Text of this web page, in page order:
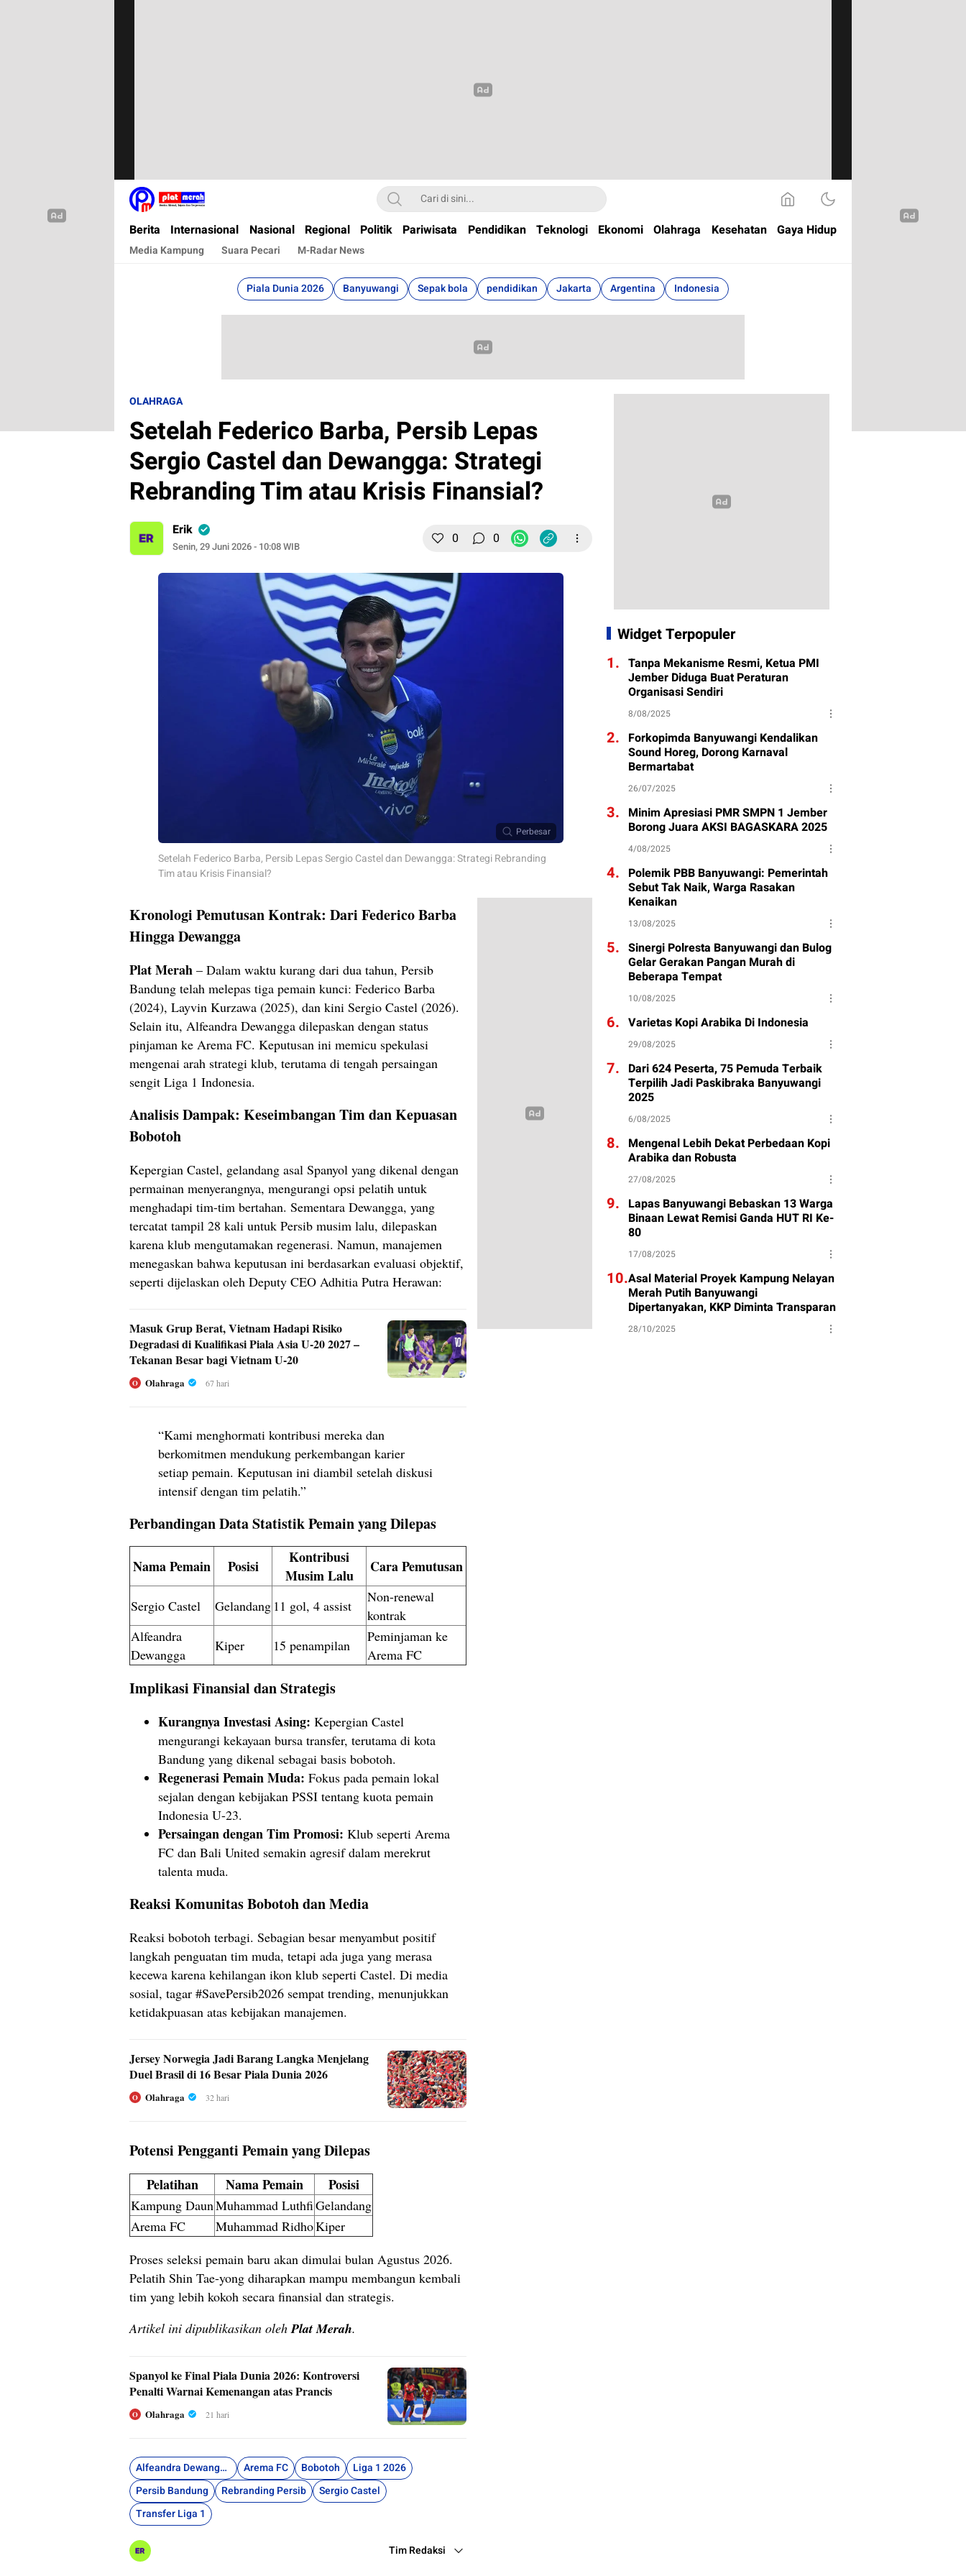
Plat Merah
Berita Terkini, Akurat, Terpercaya Dan Cepat
Berita Internasional Nasional Regional Politik Pariwisata Pendidikan Teknologi Ekonomi Olahraga Kesehatan Gaya Hidup
Media Kampung Suara Pecari M-Radar News
Piala Dunia 2026 Banyuwangi Sepak bola pendidikan Jakarta Argentina Indonesia
OLAHRAGA
Setelah Federico Barba, Persib Lepas
Sergio Castel dan Dewangga: Strategi
Rebranding Tim atau Krisis Finansial?
Erik
Senin, 29 Juni 2026 - 10:08 WIB 0 0
Perbesar
Setelah Federico Barba, Persib Lepas Sergio Castel dan Dewangga: Strategi Rebranding
Tim atau Krisis Finansial?
Kronologi Pemutusan Kontrak: Dari Federico Barba
Hingga Dewangga
Plat Merah – Dalam waktu kurang dari dua tahun, Persib
Bandung telah melepas tiga pemain kunci: Federico Barba
(2024), Layvin Kurzawa (2025), dan kini Sergio Castel (2026).
Selain itu, Alfeandra Dewangga dilepaskan dengan status
pinjaman ke Arema FC. Keputusan ini memicu spekulasi
mengenai arah strategi klub, terutama di tengah persaingan
sengit Liga 1 Indonesia.
Analisis Dampak: Keseimbangan Tim dan Kepuasan
Bobotoh
Kepergian Castel, gelandang asal Spanyol yang dikenal dengan
permainan menyerangnya, mengurangi opsi pelatih untuk
menghadapi tim-tim bertahan. Sementara Dewangga, yang
tercatat tampil 28 kali untuk Persib musim lalu, dilepaskan
karena klub mengutamakan regenerasi. Namun, manajemen
menegaskan bahwa keputusan ini berdasarkan evaluasi objektif,
seperti dijelaskan oleh Deputy CEO Adhitia Putra Herawan:
Masuk Grup Berat, Vietnam Hadapi Risiko
Degradasi di Kualifikasi Piala Asia U-20 2027 –
Tekanan Besar bagi Vietnam U-20
O Olahraga 67 hari
“Kami menghormati kontribusi mereka dan
berkomitmen mendukung perkembangan karier
setiap pemain. Keputusan ini diambil setelah diskusi
intensif dengan tim pelatih.”
Perbandingan Data Statistik Pemain yang Dilepas
Nama Pemain Posisi
Kontribusi
Musim Lalu
Cara Pemutusan
Sergio Castel Gelandang 11 gol, 4 assist
Non-renewal
kontrak
Alfeandra
Dewangga
Kiper 15 penampilan
Peminjaman ke
Arema FC
Implikasi Finansial dan Strategis
Kurangnya Investasi Asing: Kepergian Castel
mengurangi kekayaan bursa transfer, terutama di kota
Bandung yang dikenal sebagai basis bobotoh.
Regenerasi Pemain Muda: Fokus pada pemain lokal
sejalan dengan kebijakan PSSI tentang kuota pemain
Indonesia U-23.
Persaingan dengan Tim Promosi: Klub seperti Arema
FC dan Bali United semakin agresif dalam merekrut
talenta muda.
Reaksi Komunitas Bobotoh dan Media
Reaksi bobotoh terbagi. Sebagian besar menyambut positif
langkah penguatan tim muda, tetapi ada juga yang merasa
kecewa karena kehilangan ikon klub seperti Castel. Di media
sosial, tagar #SavePersib2026 sempat trending, menunjukkan
ketidakpuasan atas kebijakan manajemen.
Jersey Norwegia Jadi Barang Langka Menjelang
Duel Brasil di 16 Besar Piala Dunia 2026
O Olahraga 32 hari
Potensi Pengganti Pemain yang Dilepas
Pelatihan Nama Pemain Posisi
Kampung DaunMuhammad LuthfiGelandang
Arema FC
Muhammad RidhoKiper
Proses seleksi pemain baru akan dimulai bulan Agustus 2026.
Pelatih Shin Tae-yong diharapkan mampu membangun kembali
tim yang lebih kokoh secara finansial dan strategis.
Artikel ini dipublikasikan oleh Plat Merah.
Spanyol ke Final Piala Dunia 2026: Kontroversi
Penalti Warnai Kemenangan atas Prancis
O Olahraga 21 hari
Alfeandra Dewangga Arema FC Bobotoh
Liga 1 2026
Persib Bandung
Rebranding Persib
Sergio Castel
Transfer Liga 1
Tim Redaksi
Widget Terpopuler
1. Tanpa Mekanisme Resmi, Ketua PMI
Jember Diduga Buat Peraturan
Organisasi Sendiri
8/08/2025
2. Forkopimda Banyuwangi Kendalikan
Sound Horeg, Dorong Karnaval
Bermartabat
26/07/2025
3. Minim Apresiasi PMR SMPN 1 Jember
Borong Juara AKSI BAGASKARA 2025
4/08/2025
4. Polemik PBB Banyuwangi: Pemerintah
Sebut Tak Naik, Warga Rasakan
Kenaikan
13/08/2025
5. Sinergi Polresta Banyuwangi dan Bulog
Gelar Gerakan Pangan Murah di
Beberapa Tempat
10/08/2025
6. Varietas Kopi Arabika Di Indonesia
29/08/2025
7. Dari 624 Peserta, 75 Pemuda Terbaik
Terpilih Jadi Paskibraka Banyuwangi
2025
6/08/2025
8. Mengenal Lebih Dekat Perbedaan Kopi
Arabika dan Robusta
27/08/2025
9. Lapas Banyuwangi Bebaskan 13 Warga
Binaan Lewat Remisi Ganda HUT RI Ke-
80
17/08/2025
10.Asal Material Proyek Kampung Nelayan
Merah Putih Banyuwangi
Dipertanyakan, KKP Diminta Transparan
28/10/2025